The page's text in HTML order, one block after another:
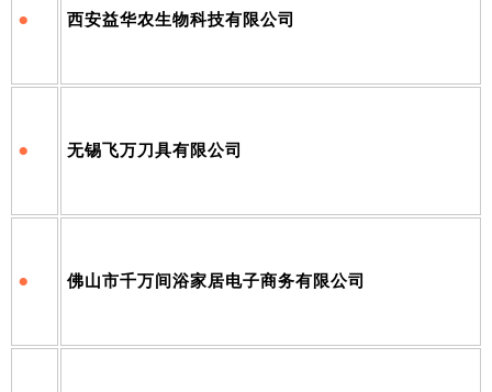
• 西安益华农生物科技有限公司
• 无锡飞万刀具有限公司
• 佛山市千万间浴家居电子商务有限公司